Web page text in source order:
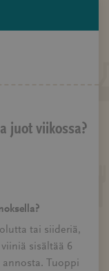
juot viikossa?
tai siideriä,
sisältää 6
Tuoppi